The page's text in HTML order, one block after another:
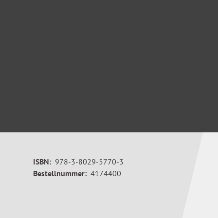
ISBN: 978-3-8029-5770-3
Bestellnummer: 4174400